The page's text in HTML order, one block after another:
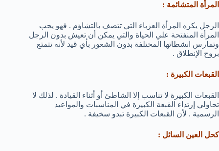
المرأة المتشائمة :
الرجل يكره المرأة العزباء التي تتصف بالتشاؤم . فهو يحب
المرأة المنفتحة علي الحياة والتي يمكن أن تعيش بدون الرجل
وتمارس انشطاتها المختلفة بدون الشعور بأي قيد لأنه تتمتع
بروح الإنطلاق .
القبعات الكبيرة :
القبعات الكبيرة لا تناسب إلا الشاطئ أو أثناء القيادة . لذلك لا
تحاولي إرتداء القبعة الكبيرة في المناسبات والمواعيد
الرسمية . لأن القبعات الكبيرة تبدو سخيفة .
كحل العين السائل :